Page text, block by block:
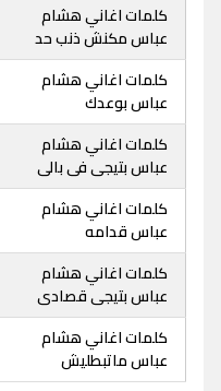
كلمات اغاني هشام
عباس مكنش ذنب حد
كلمات اغاني هشام
عباس بوعدك
كلمات اغاني هشام
عباس بتيجى فى بالى
كلمات اغاني هشام
عباس قدامه
كلمات اغاني هشام
عباس بتيجى قصادى
كلمات اغاني هشام
عباس ماتبطليش